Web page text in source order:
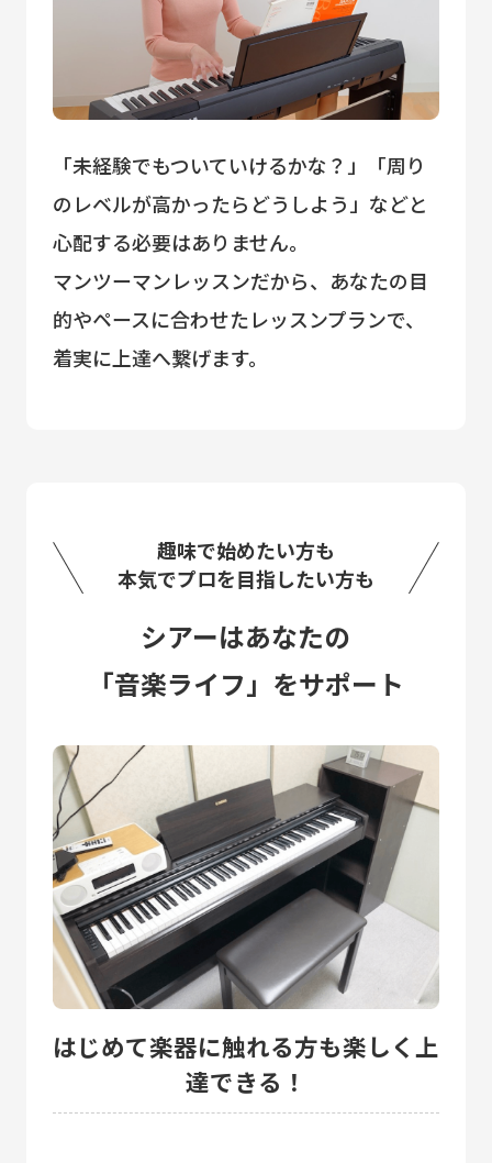
「未経験でもついていけるかな？」「周り
のレベルが高かったらどうしよう」などと
心配する必要はありません。
マンツーマンレッスンだから、あなたの目
的やペースに合わせたレッスンプランで、
着実に上達へ繋げます。
趣味で始めたい方も
本気でプロを目指したい方も
シアーはあなたの
「音楽ライフ」をサポート
はじめて楽器に触れる方も楽しく上
達できる！